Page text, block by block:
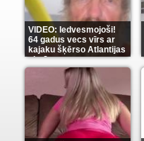
VIDEO: Iedvesmojoši!
64 gadus vecs vīrs ar
kajaku šķērso Atlantijas
okeānu(5)